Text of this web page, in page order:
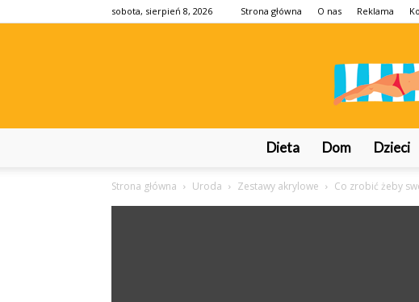
sobota, sierpień 8, 2026 Strona główna O nas Reklama
Dieta Dom Dzieci
Strona główna Uroda Zestawy akrylowe Co zrobić żeby